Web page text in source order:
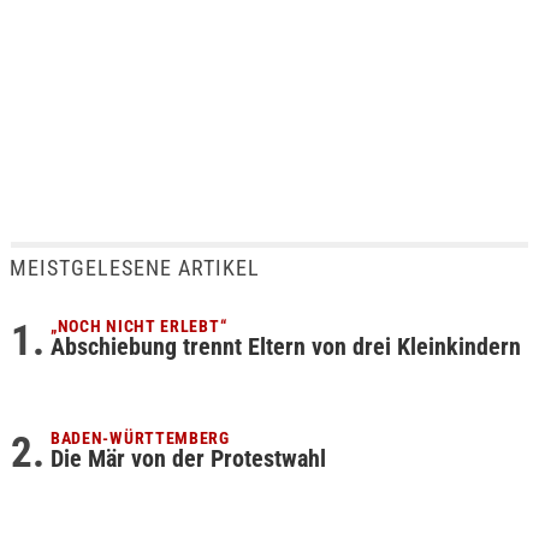
MEISTGELESENE ARTIKEL
„NOCH NICHT ERLEBT“
Abschiebung trennt Eltern von drei Kleinkindern
BADEN-WÜRTTEMBERG
Die Mär von der Protestwahl